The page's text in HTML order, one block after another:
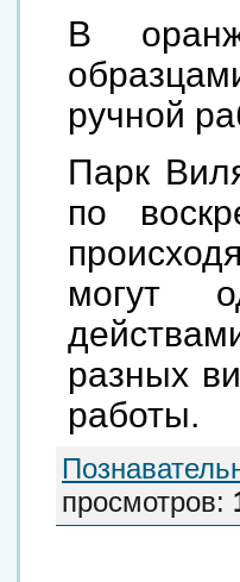
В
ручной
Парк
по
могут
разных
работы.
просмотров: